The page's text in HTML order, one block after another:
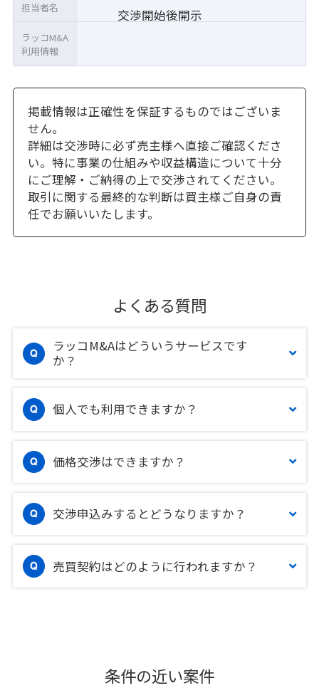
交渉開始後開示
担当者名
ラッコM&A
利用情報
掲載情報は正確性を保証するものではございま
せん。
詳細は交渉時に必ず売主様へ直接ご確認くださ
い。特に事業の仕組みや収益構造について十分
にご理解・ご納得の上で交渉されてください。
取引に関する最終的な判断は買主様ご自身の責
任でお願いいたします。
よくある質問
ラッコM&Aはどういうサービスです
か？
個人でも利用できますか？
価格交渉はできますか？
交渉申込みするとどうなりますか？
売買契約はどのように行われますか？
条件の近い案件